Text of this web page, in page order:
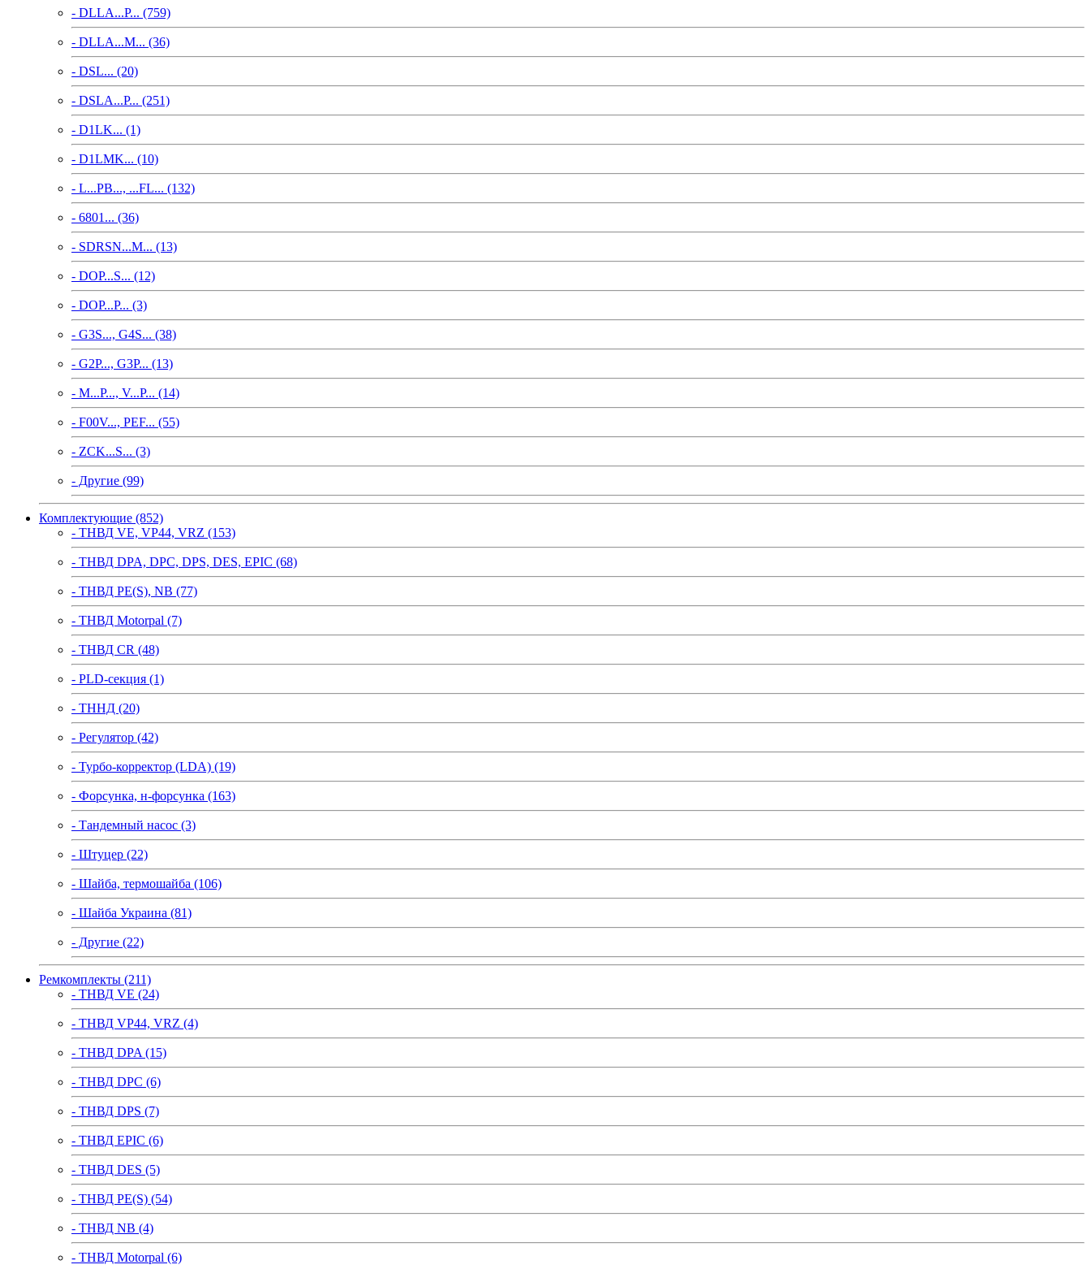
- DLLA...P... (759)
- DLLA...M... (36)
- DSL... (20)
- DSLA...P... (251)
- D1LK... (1)
- D1LMK... (10)
- L...PB..., ...FL... (132)
- 6801... (36)
- SDRSN...M... (13)
- DOP...S... (12)
- DOP...P... (3)
- G3S..., G4S... (38)
- G2P..., G3P... (13)
- M...P..., V...P... (14)
- F00V..., PEF... (55)
- ZCK...S... (3)
- Другие (99)
Комплектующие (852)
- ТНВД VE, VP44, VRZ (153)
- ТНВД DPA, DPC, DPS, DES, EPIC (68)
- ТНВД PE(S), NB (77)
- ТНВД Motorpal (7)
- ТНВД CR (48)
- PLD-секция (1)
- ТННД (20)
- Регулятор (42)
- Турбо-корректор (LDA) (19)
- Форсунка, н-форсунка (163)
- Тандемный насос (3)
- Штуцер (22)
- Шайба, термошайба (106)
- Шайба Украина (81)
- Другие (22)
Ремкомплекты (211)
- ТНВД VE (24)
- ТНВД VP44, VRZ (4)
- ТНВД DPA (15)
- ТНВД DPC (6)
- ТНВД DPS (7)
- ТНВД EPIC (6)
- ТНВД DES (5)
- ТНВД PE(S) (54)
- ТНВД NB (4)
- ТНВД Motorpal (6)